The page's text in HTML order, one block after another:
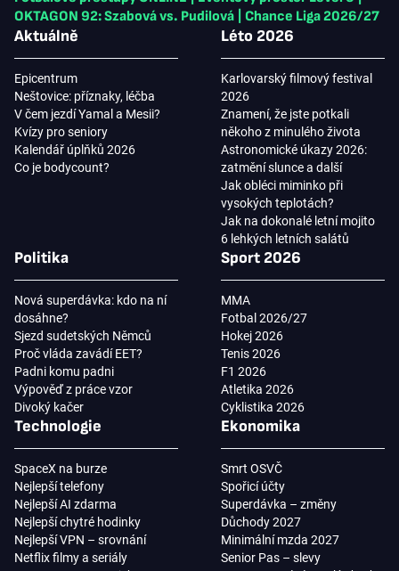
OKTAGON 92: Szabová vs. Pudilová
Chance Liga 2026/27
Aktuálně
Epicentrum
Neštovice: příznaky, léčba
V čem jezdí Yamal a Mesii?
Kvízy pro seniory
Kalendář úplňků 2026
Co je bodycount?
Léto 2026
Karlovarský filmový festival
2026
Znamení, že jste potkali
někoho z minulého života
Astronomické úkazy 2026:
zatmění slunce a další
Jak obléci miminko při
vysokých teplotách?
Jak na dokonalé letní mojito
6 lehkých letních salátů
Politika
Nová superdávka: kdo na ní
dosáhne?
Sjezd sudetských Němců
Proč vláda zavádí EET?
Padni komu padni
Výpověď z práce vzor
Divoký kačer
Sport 2026
MMA
Fotbal 2026/27
Hokej 2026
Tenis 2026
F1 2026
Atletika 2026
Cyklistika 2026
Technologie
SpaceX na burze
Nejlepší telefony
Nejlepší AI zdarma
Nejlepší chytré hodinky
Nejlepší VPN – srovnání
Netflix filmy a seriály
Ekonomika
Smrt OSVČ
Spořicí účty
Superdávka – změny
Důchody 2027
Minimální mzda 2027
Senior Pas – slevy